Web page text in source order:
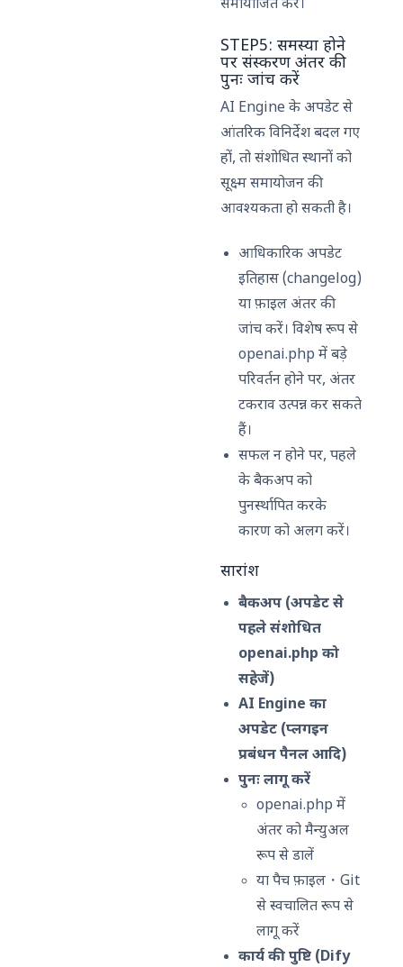
समायोजित करें।
STEP5: समस्या होने
पर संस्करण अंतर की
पुनः जांच करें
AI Engine के अपडेट से
आंतरिक विनिर्देश बदल गए
हों, तो संशोधित स्थानों को
सूक्ष्म समायोजन की
आवश्यकता हो सकती है।
आधिकारिक अपडेट
इतिहास (changelog)
या फ़ाइल अंतर की
जांच करें। विशेष रूप से
openai.php में बड़े
परिवर्तन होने पर, अंतर
टकराव उत्पन्न कर सकते
हैं।
सफल न होने पर, पहले
के बैकअप को
पुनर्स्थापित करके
कारण को अलग करें।
सारांश
बैकअप (अपडेट से
पहले संशोधित
openai.php को
सहेजें)
AI Engine का
अपडेट (प्लगइन
प्रबंधन पैनल आदि)
पुनः लागू करें
openai.php में
अंतर को मैन्युअल
रूप से डालें
या पैच फ़ाइल・Git
से स्वचालित रूप से
लागू करें
कार्य की पुष्टि (Dify